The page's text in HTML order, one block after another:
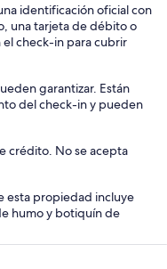
identificación oficial con
una tarjeta de débito o
check-in para cubrir
garantizar. Están
del check-in y pueden
crédito. No se acepta
esta propiedad incluye
humo y botiquín de